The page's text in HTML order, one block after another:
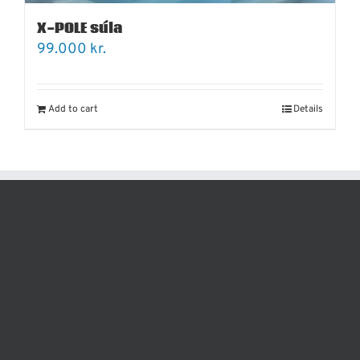
X-POLE súla
99.000 kr.
Add to cart Details